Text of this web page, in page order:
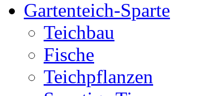
Gartenteich-Sparte
Teichbau
Fische
Teichpflanzen